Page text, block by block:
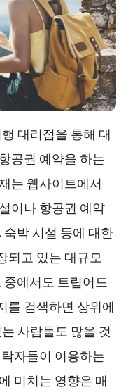
대리점을 통해 대
공권 예약을 하는
는 웹사이트에서
이나 항공권 예약
박 시설 등에 대한
되고 있는 대규모
에서도 트립어드
를 검색하면 상위에
사람들도 많을 것
자들이 이용하는
미치는 영향은 매